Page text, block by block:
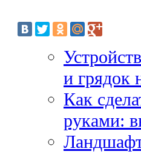
и грядок
Как
руками: